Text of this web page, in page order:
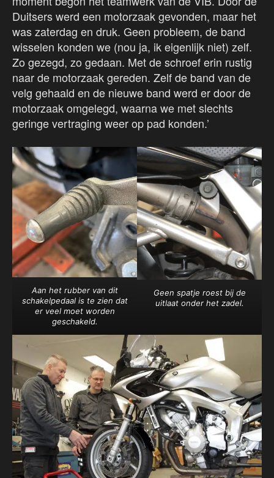
Duitsers werd een motorzaak gevonden, maar het
was zaterdag en druk. Geen probleem, de band
wisselen konden we (nou ja, ik eigenlijk niet) zelf.
Zo gezegd, zo gedaan. Met de schroef erin rustig
naar de motorzaak gereden. Zelf de band van de
velg gehaald en de nieuwe band werd er door de
motorzaak omgelegd, waarna we met slechts
geringe vertraging weer op pad konden.’
Aan het rubber van dit
schakelpedaal is te zien dat
er veel moet worden
geschakeld.
Geen spatje roest bij de
uitlaat onder het zadel.